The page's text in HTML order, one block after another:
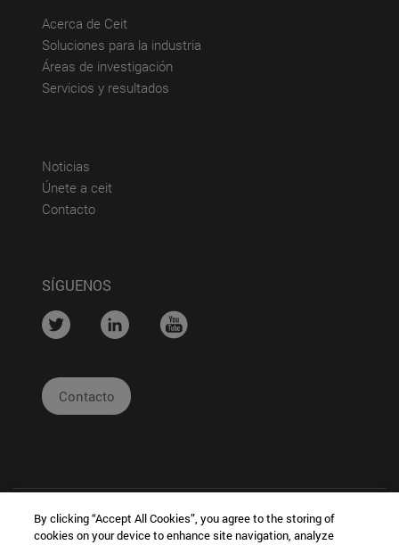
Acerca de Ceit(abre en nueva ventana)
Soluciones para la industria
Áreas de investigación
Servicios y resultados
Noticias
Únete a ceit(abre en nueva ventana)
Contacto(abre en nueva ventana)
SÍGUENOS
.... .... ....
Contacto
By clicking “Accept All Cookies”, you agree to the storing of
cookies on your device to enhance site navigation, analyze